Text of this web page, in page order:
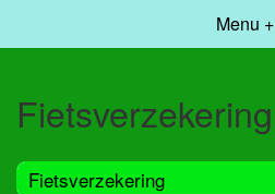
Menu +
Fietsverzekering
Fietsverzekering